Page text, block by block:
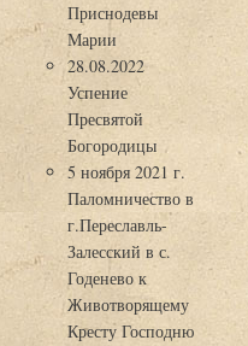
Приснодевы
Марии
28.08.2022
Успение
Пресвятой
Богородицы
5 ноября 2021 г.
Паломничество в
г.Переславль-
Залесский в с.
Годенево к
Животворящему
Кресту Господню